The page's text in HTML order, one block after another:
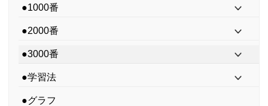
●1000番
●2000番
●3000番
●学習法
●グラフ